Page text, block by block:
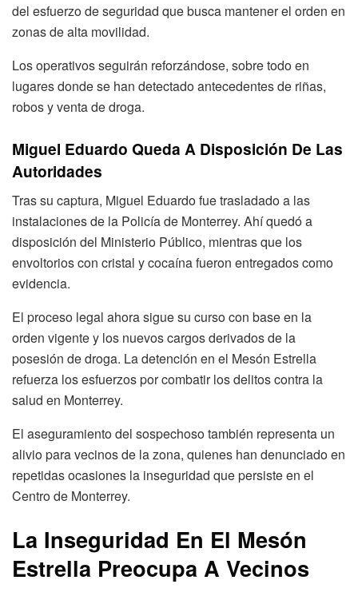
del esfuerzo de seguridad que busca mantener el orden en
zonas de alta movilidad.
Los operativos seguirán reforzándose, sobre todo en
lugares donde se han detectado antecedentes de riñas,
robos y venta de droga.
Miguel Eduardo Queda A Disposición De Las
Autoridades
Tras su captura, Miguel Eduardo fue trasladado a las
instalaciones de la Policía de Monterrey. Ahí quedó a
disposición del Ministerio Público, mientras que los
envoltorios con cristal y cocaína fueron entregados como
evidencia.
El proceso legal ahora sigue su curso con base en la
orden vigente y los nuevos cargos derivados de la
posesión de droga. La detención en el Mesón Estrella
refuerza los esfuerzos por combatir los delitos contra la
salud en Monterrey.
El aseguramiento del sospechoso también representa un
alivio para vecinos de la zona, quienes han denunciado en
repetidas ocasiones la inseguridad que persiste en el
Centro de Monterrey.
La Inseguridad En El Mesón
Estrella Preocupa A Vecinos